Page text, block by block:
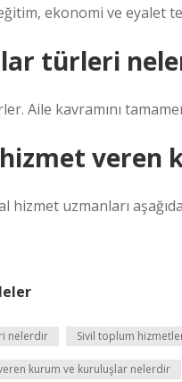
ekonomi ve eyalet
türleri
Aile kavramını
veren
hizmet uzmanları
nelerdir Sivil toplum
kurum ve kuruluşlar nelerdir